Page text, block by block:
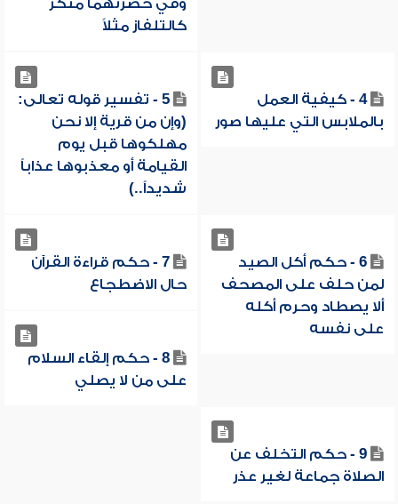
وفي حضرتهما منكر
كالتلفاز مثلاً
4 - كيفية العمل
بالملابس التي عليها صور
5 - تفسير قوله تعالى:
(وإن من قرية إلا نحن
مهلكوها قبل يوم
القيامة أو معذبوها عذاباً
شديداً..)
6 - حكم أكل الصيد
لمن حلف على المصحف
ألا يصطاد وحرم أكله
على نفسه
7 - حكم قراءة القرآن
حال الاضطجاع
8 - حكم إلقاء السلام
على من لا يصلي
9 - حكم التخلف عن
الصلاة جماعة لغير عذر